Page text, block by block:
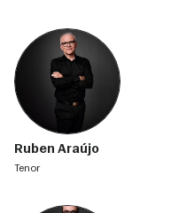
Ruben Araújo
tenor